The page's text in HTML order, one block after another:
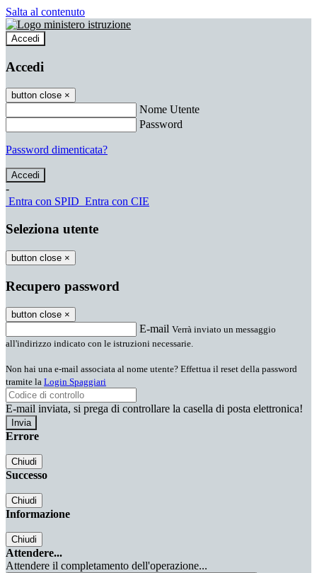
Salta al contenuto
Accedi
Accedi
button close ×
Nome Utente
Password
Password dimenticata?
-
Entra con SPID Entra con CIE
Seleziona utente
button close ×
Recupero password
button close ×
E-mail Verrà inviato un messaggio
all'indirizzo indicato con le istruzioni necessarie.
Non hai una e-mail associata al nome utente? Effettua il reset della password
tramite la Login Spaggiari
E-mail inviata, si prega di controllare la casella di posta elettronica!
Errore
Chiudi
Successo
Chiudi
Informazione
Chiudi
Attendere...
Attendere il completamento dell'operazione...